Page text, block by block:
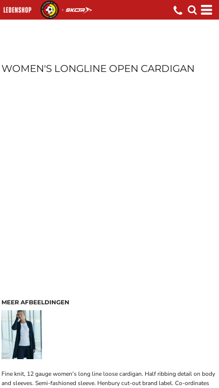
WOMEN'S LONGLINE OPEN CARDIGAN
MEER AFBEELDINGEN
Fine knit, 12 gauge women's long line loose cardigan. Half ribbing detail on body
and sleeves. Semi-fashioned sleeve. Henbury cut-out brand label. Co-ordinates